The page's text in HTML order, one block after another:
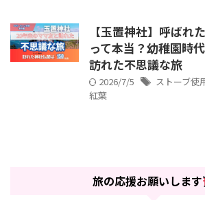
【玉置神社】呼ばれ
って本当？幼稚園時
訪れた不思議な旅
2026/7/5 ストーブ使
紅葉
旅の応援お願いします